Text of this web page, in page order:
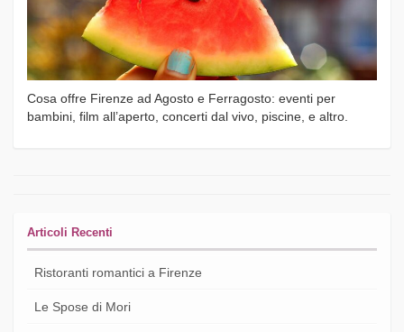
Cosa offre Firenze ad Agosto e Ferragosto: eventi per
bambini, film all’aperto, concerti dal vivo, piscine, e altro.
Articoli Recenti
Ristoranti romantici a Firenze
Le Spose di Mori